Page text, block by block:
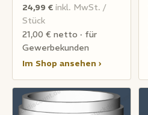
24,99 € inkl. MwSt. /
Stück
21,00 € netto · für
Gewerbekunden
Im Shop ansehen ›